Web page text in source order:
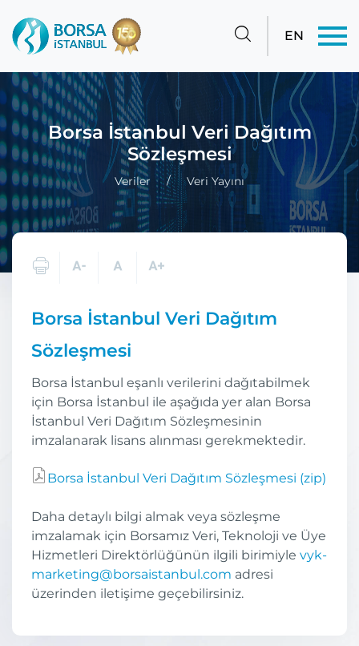
EN
Borsa İstanbul Veri Dağıtım
Sözleşmesi
Veriler Veri Yayını
Borsa İstanbul Veri Dağıtım
Sözleşmesi
Borsa İstanbul eşanlı verilerini dağıtabilmek
için Borsa İstanbul ile aşağıda yer alan Borsa
İstanbul Veri Dağıtım Sözleşmesinin
imzalanarak lisans alınması gerekmektedir.
Borsa İstanbul Veri Dağıtım Sözleşmesi (zip)
Daha detaylı bilgi almak veya sözleşme
imzalamak için Borsamız Veri, Teknoloji ve Üye
Hizmetleri Direktörlüğünün ilgili birimiyle vyk-
marketing@borsaistanbul.com adresi
üzerinden iletişime geçebilirsiniz.